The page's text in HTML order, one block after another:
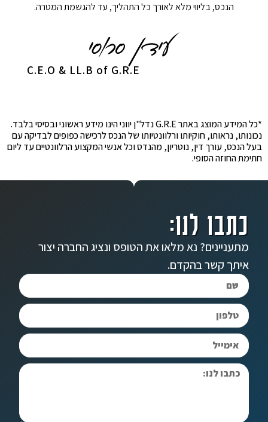
הנכס, בליווי מלא לאורך כל התהליך, עד להגשמת המטרה.
C.E.O & LL.B of G.R.E
*כל המידע המוצג באתר G.R.E נדל"ן יווני הינו מידע ראשוני ובסיסי בלבד.
נכונותו, נראותו, חוקיותו ורלוונטיותו של הנכס לרכישה כפופים לבדיקה עם
בעל הנכס, עורך דין, נוטריון, מהנדס וכל אנשי המקצוע הרלוונטיים עד ליום
חתימת החוזה הסופי.
כתבו לנו:
מתעניינים? נא מלאו את הטופס ונציג החברה יצור
איתך קשר בהקדם.